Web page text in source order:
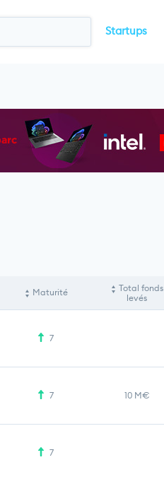
Startups
Maturité
Total fonds
levés
7
7 10 M€
7